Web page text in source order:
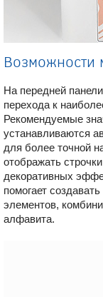
На передней
перехода к
Рекомендуемые
устанавливаются
для более точной
отображать
декоративных
помогает
элементов,
алфавита.